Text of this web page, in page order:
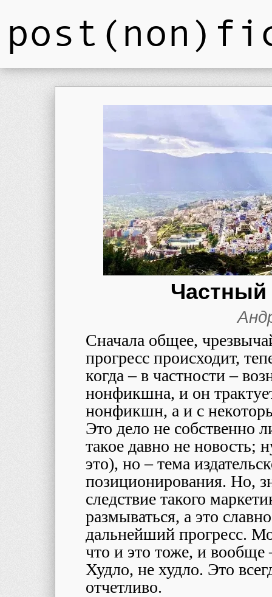
Частный
Сначала общее,
прогресс происходит,
когда – в частности –
нонфикшна, и он
нонфикшн, а и с
Это дело не собственно
такое давно не
это), но – тема
позиционирования. Но,
следствие такого
размываться, а это
дальнейший прогресс.
что и это тоже, и вообще
Худло, не худло. Это
отчетливо.